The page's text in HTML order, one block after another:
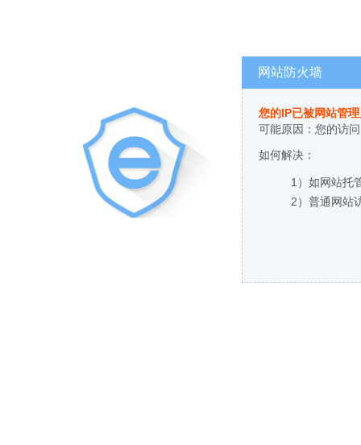
网站防火墙
您的IP已被网站管
可能原因：您的访
如何解决：
1）如网站托
2）普通网站